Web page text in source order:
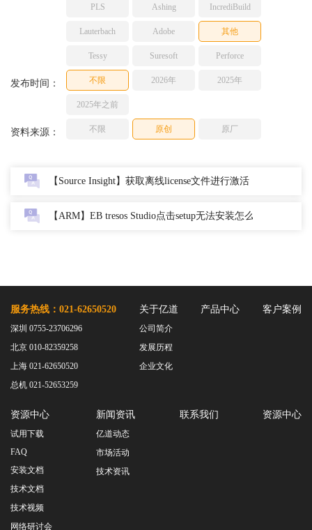
PLS Ashing IncrediBuild
Lauterbach Adobe 其他
Tessy Suresoft Perforce
发布时间： 不限 2026年 2025年
2025年之前
资料来源： 不限 原创 原厂
【Source Insight】获取离线license文件进行激活
【ARM】EB tresos Studio点击setup无法安装怎么解决？-2023
服务热线：021-62650520
深圳 0755-23706296
北京 010-82359258
上海 021-62650520
总机 021-52653259
关于亿道
公司简介
发展历程
企业文化
产品中心 客户案例
资源中心
试用下载
FAQ
安装文档
技术文档
技术视频
网络研讨会
新闻资讯
亿道动态
市场活动
技术资讯
联系我们 资源中心